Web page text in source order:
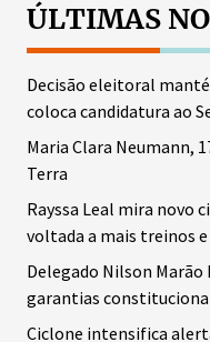
ÚLTIMAS
Decisão eleitoral
coloca candidatura ao
Maria Clara Neumann,
Terra
Rayssa Leal mira novo
voltada a mais treinos
Delegado Nilson
garantias
Ciclone intensifica